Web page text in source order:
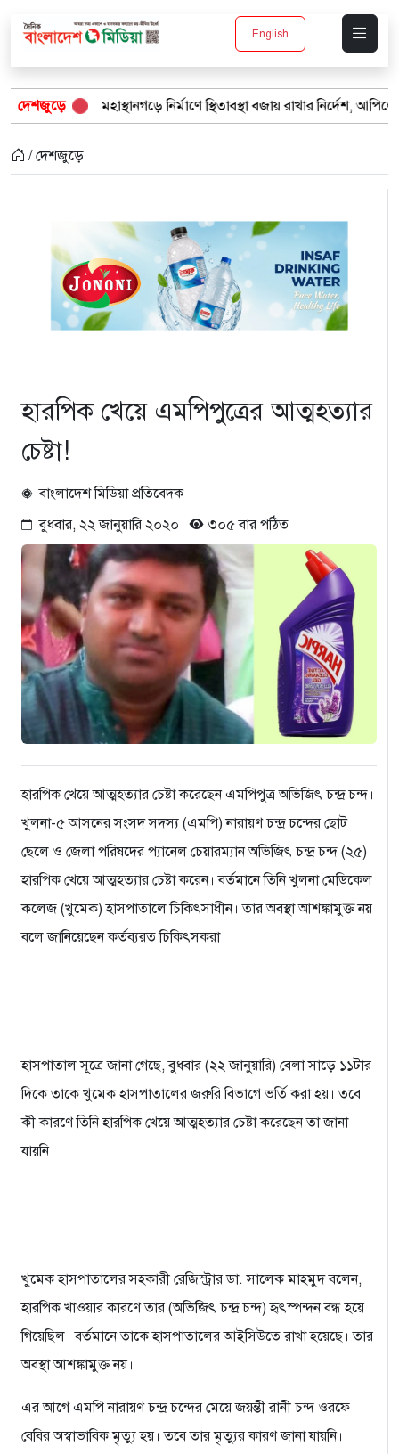
English
দেশজুড়েনির্মাণে স্থিতাবস্থা বজায় রাখার নির্দেশ, আপিলের অনুমতি পেল
/ দেশজুড়ে
হারপিক খেয়ে এমপিপুত্রের আত্মহত্যার
চেষ্টা!
বাংলাদেশ মিডিয়া প্রতিবেদক
বুধবার, ২২ জানুয়ারি ২০২০
৩০৫ বার পঠিত
হারপিক খেয়ে আত্মহত্যার চেষ্টা করেছেন এমপিপুত্র অভিজিৎ চন্দ্র চন্দ।
খুলনা-৫ আসনের সংসদ সদস্য (এমপি) নারায়ণ চন্দ্র চন্দের ছোট
ছেলে ও জেলা পরিষদের প্যানেল চেয়ারম্যান অভিজিৎ চন্দ্র চন্দ (২৫)
হারপিক খেয়ে আত্মহত্যার চেষ্টা করেন। বর্তমানে তিনি খুলনা মেডিকেল
কলেজ (খুমেক) হাসপাতালে চিকিৎসাধীন। তার অবস্থা আশঙ্কামুক্ত নয়
বলে জানিয়েছেন কর্তব্যরত চিকিৎসকরা।
হাসপাতাল সূত্রে জানা গেছে, বুধবার (২২ জানুয়ারি) বেলা সাড়ে ১১টার
দিকে তাকে খুমেক হাসপাতালের জরুরি বিভাগে ভর্তি করা হয়। তবে
কী কারণে তিনি হারপিক খেয়ে আত্মহত্যার চেষ্টা করেছেন তা জানা
যায়নি।
খুমেক হাসপাতালের সহকারী রেজিস্ট্রার ডা. সালেক মাহমুদ বলেন,
হারপিক খাওয়ার কারণে তার (অভিজিৎ চন্দ্র চন্দ) হৃৎস্পন্দন বন্ধ হয়ে
গিয়েছিল। বর্তমানে তাকে হাসপাতালের আইসিউতে রাখা হয়েছে। তার
অবস্থা আশঙ্কামুক্ত নয়।
এর আগে এমপি নারায়ণ চন্দ্র চন্দের মেয়ে জয়ন্তী রানী চন্দ ওরফে
বেবির অস্বাভাবিক মৃত্যু হয়। তবে তার মৃত্যুর কারণ জানা যায়নি।